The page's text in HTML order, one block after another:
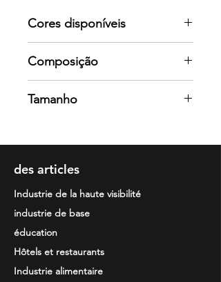
Cores disponíveis
cores
Composição
recobrimento de PU / 180 gr/m2
Tamanho
des articles
Industrie de la haute visibilité
industrie de base
éducation
Hôtels et restaurants
Industrie alimentaire